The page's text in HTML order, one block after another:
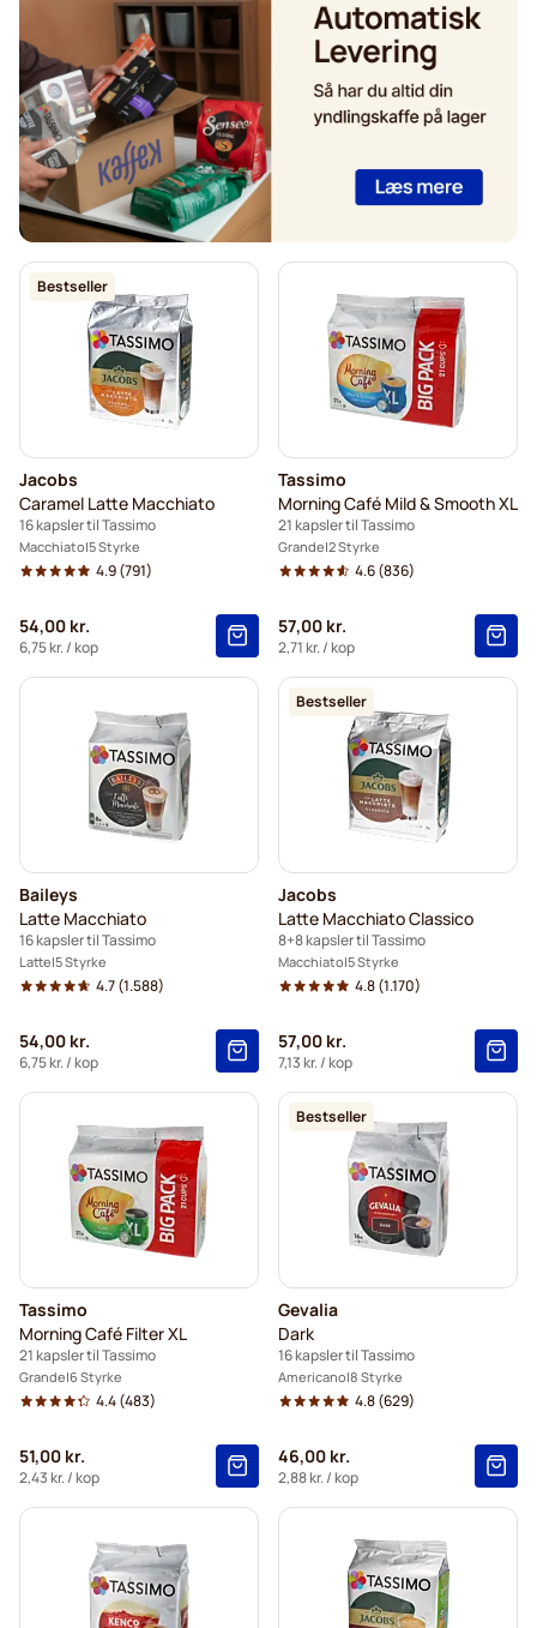
Bestseller
Jacobs
Caramel Latte Macchiato
16 kapsler til Tassimo
Macchiato 5 Styrke
4.9(791)
54,00 kr.
6,75 kr./ kop
Tassimo
Morning Café Mild & Smooth XL
21 kapsler til Tassimo
Grande 2 Styrke
4.6(836)
57,00 kr.
2,71 kr./ kop
Baileys
Latte Macchiato
16 kapsler til Tassimo
Latte 5 Styrke
4.7(1.588)
54,00 kr.
6,75 kr./ kop
Bestseller
Jacobs
Latte Macchiato Classico
8+8 kapsler til Tassimo
Macchiato 5 Styrke
4.8(1.170)
57,00 kr.
7,13 kr./ kop
Jacobs kaffekapsler til Tassimo
Friele kaffekapsler til Tassimo
Marcilla kaffekapsler til Tassimo
Kakao og te til Tassimo®
Gevalia-kaffekapsler til Tassimo
Tassimo
Morning Café Filter XL
21 kapsler til Tassimo
Grande 6 Styrke
4.4(483)
51,00 kr.
2,43 kr./ kop
Bestseller
Gevalia
Dark
16 kapsler til Tassimo
Americano 8 Styrke
4.8(629)
46,00 kr.
2,88 kr./ kop